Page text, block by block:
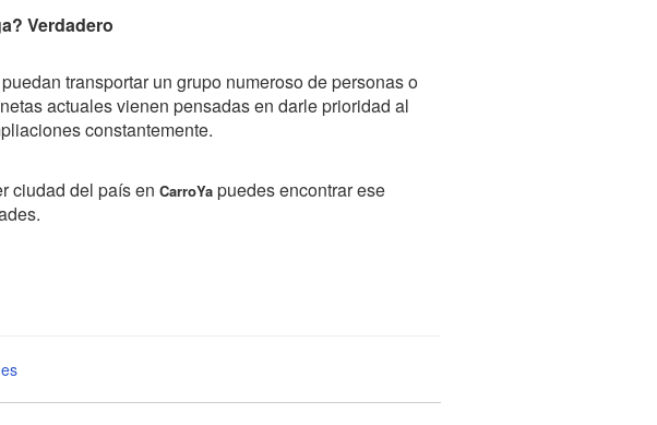
Verdadero
transportar un grupo numeroso de personas o
actuales vienen pensadas en darle prioridad al
constantemente.
ciudad del país en CarroYa puedes encontrar ese